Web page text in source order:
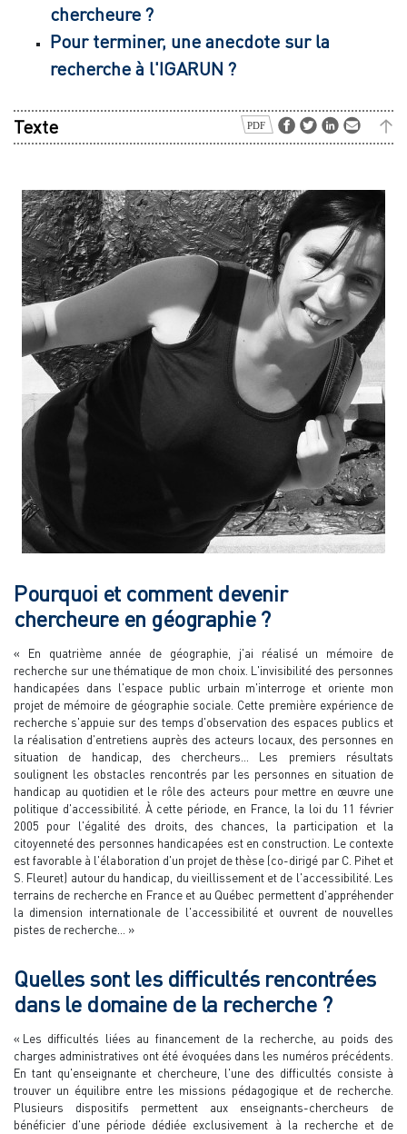
chercheure ?
Pour terminer, une anecdote sur la
recherche à l'IGARUN ?
Texte
Pourquoi et comment devenir
chercheure en géographie ?
« En quatrième année de géographie, j'ai réalisé un mémoire de
recherche sur une thématique de mon choix. L'invisibilité des personnes
handicapées dans l'espace public urbain m'interroge et oriente mon
projet de mémoire de géographie sociale. Cette première expérience de
recherche s'appuie sur des temps d'observation des espaces publics et
la réalisation d'entretiens auprès des acteurs locaux, des personnes en
situation de handicap, des chercheurs… Les premiers résultats
soulignent les obstacles rencontrés par les personnes en situation de
handicap au quotidien et le rôle des acteurs pour mettre en œuvre une
politique d'accessibilité. À cette période, en France, la loi du 11 février
2005 pour l'égalité des droits, des chances, la participation et la
citoyenneté des personnes handicapées est en construction. Le contexte
est favorable à l'élaboration d'un projet de thèse (co-dirigé par C. Pihet et
S. Fleuret) autour du handicap, du vieillissement et de l'accessibilité. Les
terrains de recherche en France et au Québec permettent d'appréhender
la dimension internationale de l'accessibilité et ouvrent de nouvelles
pistes de recherche… »
Quelles sont les difficultés rencontrées
dans le domaine de la recherche ?
« Les difficultés liées au financement de la recherche, au poids des
charges administratives ont été évoquées dans les numéros précédents.
En tant qu'enseignante et chercheure, l'une des difficultés consiste à
trouver un équilibre entre les missions pédagogique et de recherche.
Plusieurs dispositifs permettent aux enseignants-chercheurs de
bénéficier d'une période dédiée exclusivement à la recherche et de